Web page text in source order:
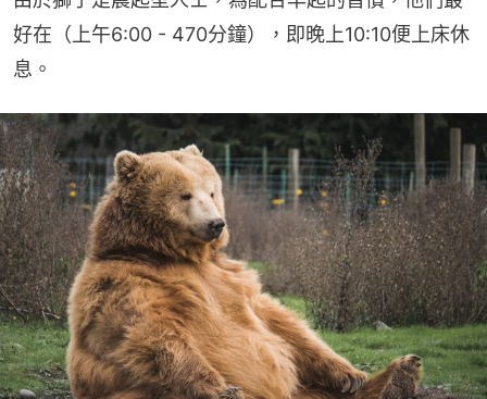
好在（上午6:00 - 470分鐘），即晚上10:10便上床休
息。